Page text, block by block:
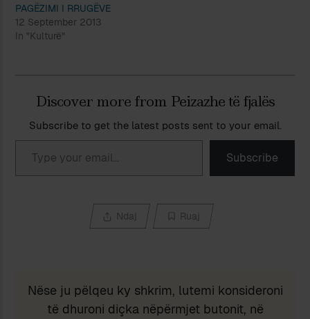
PAGËZIMI I RRUGËVE
12 September 2013
In "Kulturë"
Discover more from Peizazhe të fjalës
Subscribe to get the latest posts sent to your email.
Type your email…
Subscribe
Ndaj Ruaj
Nëse ju pëlqeu ky shkrim, lutemi konsideroni
të dhuroni diçka nëpërmjet butonit, në